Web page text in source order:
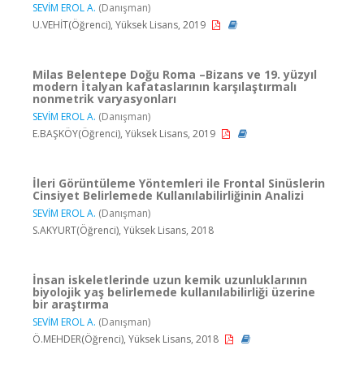
SEVİM EROL A. (Danışman)
U.VEHİT(Öğrenci), Yüksek Lisans, 2019
Milas Belentepe Doğu Roma –Bizans ve 19. yüzyıl
modern İtalyan kafataslarının karşılaştırmalı
nonmetrik varyasyonları
SEVİM EROL A. (Danışman)
E.BAŞKÖY(Öğrenci), Yüksek Lisans, 2019
İleri Görüntüleme Yöntemleri ile Frontal Sinüslerin
Cinsiyet Belirlemede Kullanılabilirliğinin Analizi
SEVİM EROL A. (Danışman)
S.AKYURT(Öğrenci), Yüksek Lisans, 2018
İnsan iskeletlerinde uzun kemik uzunluklarının
biyolojik yaş belirlemede kullanılabilirliği üzerine
bir araştırma
SEVİM EROL A. (Danışman)
Ö.MEHDER(Öğrenci), Yüksek Lisans, 2018